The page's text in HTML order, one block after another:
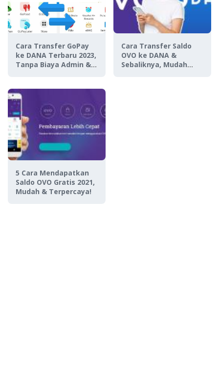
Cara Transfer GoPay
ke DANA Terbaru 2023,
Tanpa Biaya Admin &
Cara Transfer Saldo
OVO ke DANA &
Sebaliknya, Mudah
5 Cara Mendapatkan
Saldo OVO Gratis 2021,
Mudah & Terpercaya!